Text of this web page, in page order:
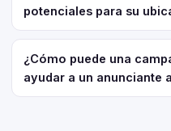
potenciales para su
¿Cómo puede una
ayudar a un anunciante